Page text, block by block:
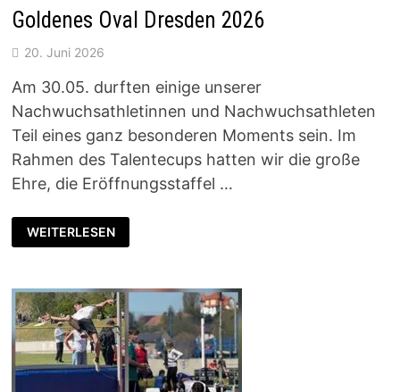
Goldenes Oval Dresden 2026
20. Juni 2026
Am 30.05. durften einige unserer
Nachwuchsathletinnen und Nachwuchsathleten
Teil eines ganz besonderen Moments sein. Im
Rahmen des Talentecups hatten wir die große
Ehre, die Eröffnungsstaffel …
GOLDENES
OVAL
DRESDEN
WEITERLESEN